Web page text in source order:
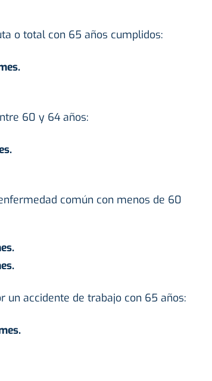
o total con 65 años cumplidos:
60 y 64 años:
común con menos de 60
un accidente de trabajo con 65 años: